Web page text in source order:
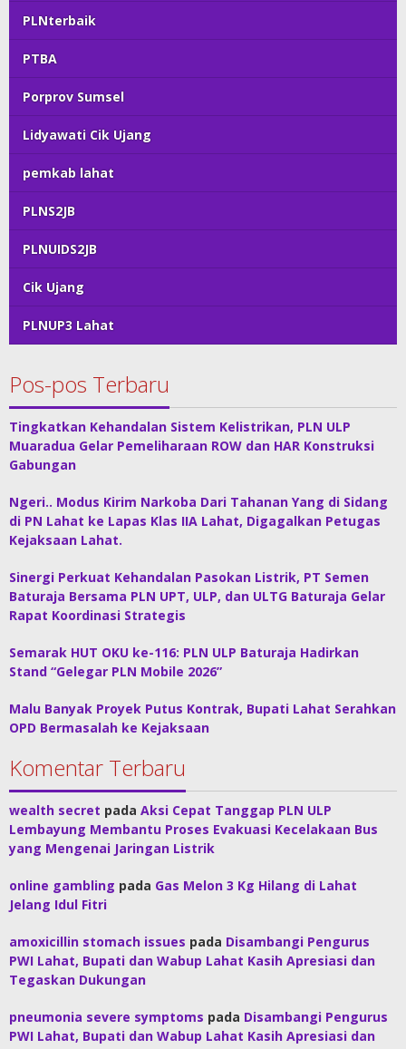
PLNterbaik
PTBA
Porprov Sumsel
Lidyawati Cik Ujang
pemkab lahat
PLNS2JB
PLNUIDS2JB
Cik Ujang
PLNUP3 Lahat
Pos-pos Terbaru
Tingkatkan Kehandalan Sistem Kelistrikan, PLN ULP
Muaradua Gelar Pemeliharaan ROW dan HAR Konstruksi
Gabungan
Ngeri.. Modus Kirim Narkoba Dari Tahanan Yang di Sidang
di PN Lahat ke Lapas Klas IIA Lahat, Digagalkan Petugas
Kejaksaan Lahat.
Sinergi Perkuat Kehandalan Pasokan Listrik, PT Semen
Baturaja Bersama PLN UPT, ULP, dan ULTG Baturaja Gelar
Rapat Koordinasi Strategis
Semarak HUT OKU ke-116: PLN ULP Baturaja Hadirkan
Stand “Gelegar PLN Mobile 2026”
Malu Banyak Proyek Putus Kontrak, Bupati Lahat Serahkan
OPD Bermasalah ke Kejaksaan
Komentar Terbaru
wealth secret pada Aksi Cepat Tanggap PLN ULP
Lembayung Membantu Proses Evakuasi Kecelakaan Bus
yang Mengenai Jaringan Listrik
online gambling pada Gas Melon 3 Kg Hilang di Lahat
Jelang Idul Fitri
amoxicillin stomach issues pada Disambangi Pengurus
PWI Lahat, Bupati dan Wabup Lahat Kasih Apresiasi dan
Tegaskan Dukungan
pneumonia severe symptoms pada Disambangi Pengurus
PWI Lahat, Bupati dan Wabup Lahat Kasih Apresiasi dan